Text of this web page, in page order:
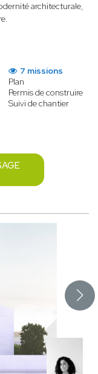
architecturale,
7 missions
Plan
Permis de construire
Suivi de chantier